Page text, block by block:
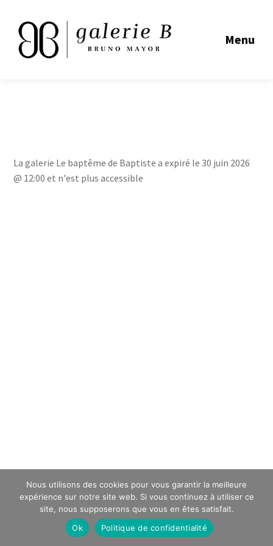
Menu
La galerie Le baptême de Baptiste a expiré le 30 juin 2026
@ 12:00 et n'est plus accessible
Nous utilisons des cookies pour vous garantir la meilleure
expérience sur notre site web. Si vous continuez à utiliser ce
site, nous supposerons que vous en êtes satisfait.
Ok
Politique de confidentialité